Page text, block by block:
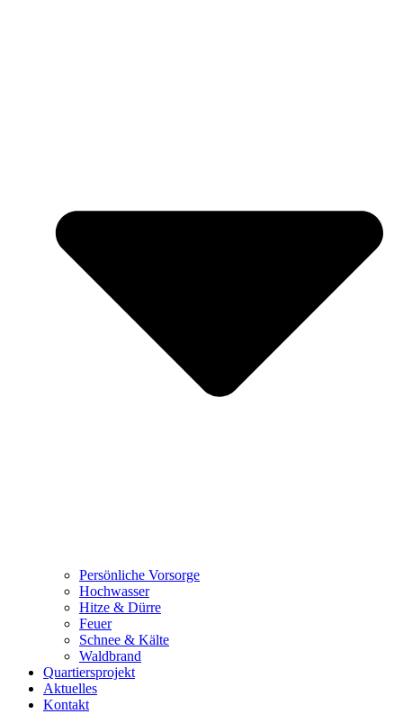
Persönliche Vorsorge
Hochwasser
Hitze & Dürre
Feuer
Schnee & Kälte
Waldbrand
Quartiersprojekt
Aktuelles
Kontakt